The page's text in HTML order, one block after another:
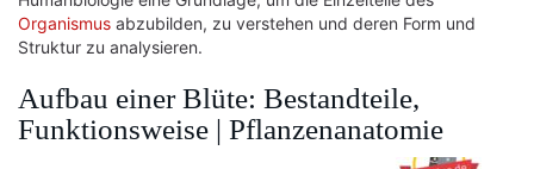
Organismus abzubilden, zu verstehen und deren Form und
Struktur zu analysieren.
Aufbau einer Blüte: Bestandteile,
Funktionsweise | Pflanzenanatomie